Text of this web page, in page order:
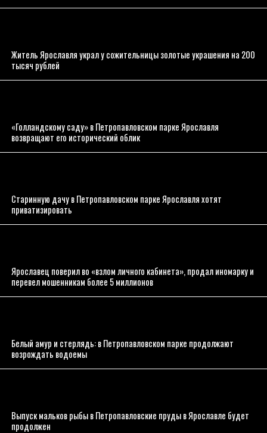
Житель Ярославля украл у сожительницы золотые украшения на 200
тысяч рублей
«Голландскому саду» в Петропавловском парке Ярославля
возвращают его исторический облик
Старинную дачу в Петропавловском парке Ярославля хотят
приватизировать
Ярославец поверил во «взлом личного кабинета», продал иномарку и
перевел мошенникам более 5 миллионов
Белый амур и стерлядь: в Петропавловском парке продолжают
возрождать водоемы
Выпуск мальков рыбы в Петропавловские пруды в Ярославле будет
продолжен